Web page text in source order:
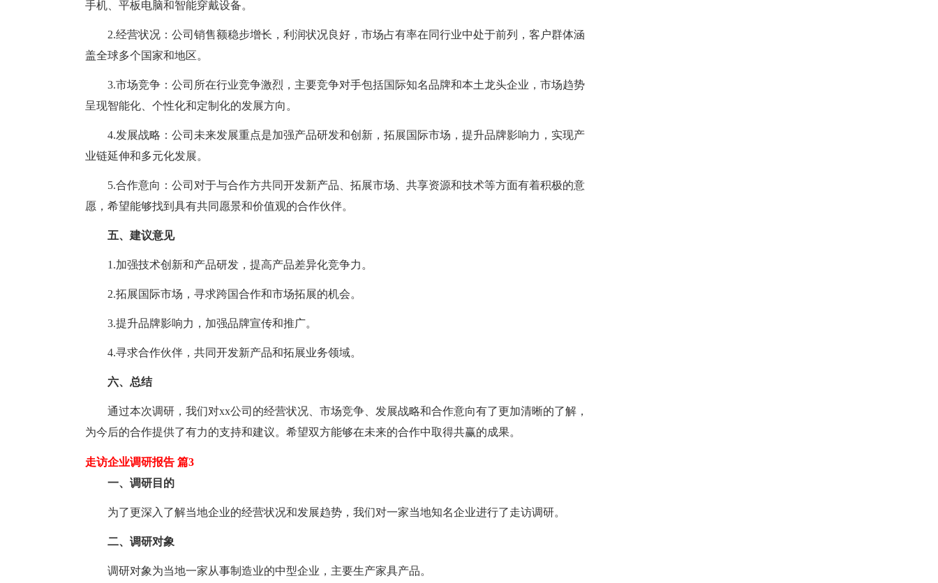
手机、平板电脑和智能穿戴设备。
2.经营状况：公司销售额稳步增长，利润状况良好，市场占有率在同行业中处于前列，客户群体涵
盖全球多个国家和地区。
3.市场竞争：公司所在行业竞争激烈，主要竞争对手包括国际知名品牌和本土龙头企业，市场趋势
呈现智能化、个性化和定制化的发展方向。
4.发展战略：公司未来发展重点是加强产品研发和创新，拓展国际市场，提升品牌影响力，实现产
业链延伸和多元化发展。
5.合作意向：公司对于与合作方共同开发新产品、拓展市场、共享资源和技术等方面有着积极的意
愿，希望能够找到具有共同愿景和价值观的合作伙伴。
五、建议意见
1.加强技术创新和产品研发，提高产品差异化竞争力。
2.拓展国际市场，寻求跨国合作和市场拓展的机会。
3.提升品牌影响力，加强品牌宣传和推广。
4.寻求合作伙伴，共同开发新产品和拓展业务领域。
六、总结
通过本次调研，我们对xx公司的经营状况、市场竞争、发展战略和合作意向有了更加清晰的了解，
为今后的合作提供了有力的支持和建议。希望双方能够在未来的合作中取得共赢的成果。
走访企业调研报告 篇3
一、调研目的
为了更深入了解当地企业的经营状况和发展趋势，我们对一家当地知名企业进行了走访调研。
二、调研对象
调研对象为当地一家从事制造业的中型企业，主要生产家具产品。